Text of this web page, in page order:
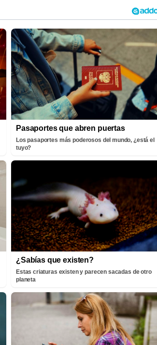
Pasaportes que abren puertas
Los pasaportes más poderosos del mundo, ¿está el
tuyo?
¿Sabías que existen?
Estas criaturas existen y parecen sacadas de otro
planeta